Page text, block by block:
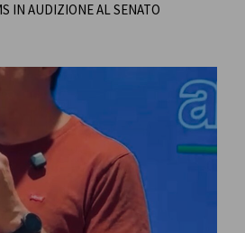
IN AUDIZIONE AL SENATO